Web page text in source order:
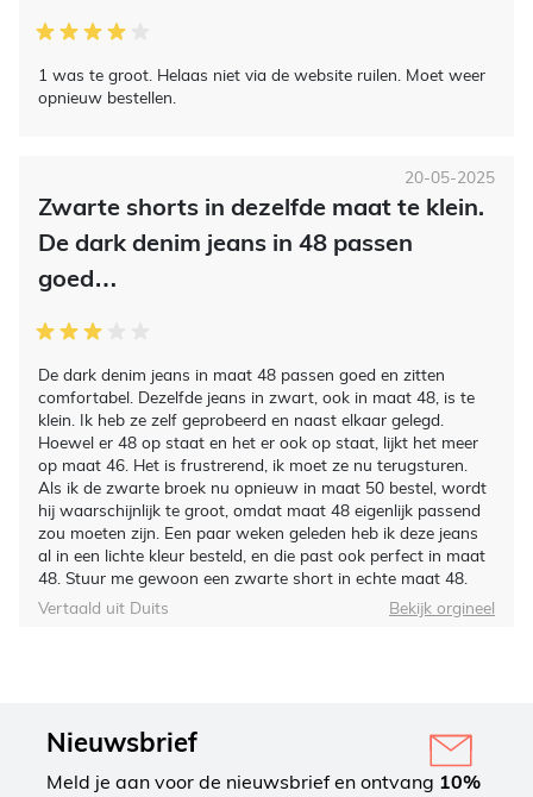
1 was te groot. Helaas niet via de website ruilen. Moet weer
opnieuw bestellen.
Zwarte shorts in dezelfde maat te klein.
De dark denim jeans in 48 passen
goed…
De dark denim jeans in maat 48 passen goed en zitten
comfortabel. Dezelfde jeans in zwart, ook in maat 48, is te
klein. Ik heb ze zelf geprobeerd en naast elkaar gelegd.
Hoewel er 48 op staat en het er ook op staat, lijkt het meer
op maat 46. Het is frustrerend, ik moet ze nu terugsturen.
Als ik de zwarte broek nu opnieuw in maat 50 bestel, wordt
hij waarschijnlijk te groot, omdat maat 48 eigenlijk passend
zou moeten zijn. Een paar weken geleden heb ik deze jeans
al in een lichte kleur besteld, en die past ook perfect in maat
48. Stuur me gewoon een zwarte short in echte maat 48.
20-05-2025
Vertaald uit Duits Bekijk orgineel
Nieuwsbrief
Meld je aan voor de nieuwsbrief en ontvang 10%